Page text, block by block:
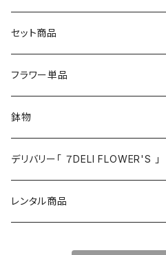
セット商品
消毒アルコールセット
リネンマスクセット
バスケットセット
フラワー単品
花束
アレンジ
切り花
鉢物
花瓶
デリバリー「 ７DELI FLOWER'S 」
レンタル商品